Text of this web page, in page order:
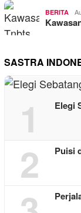
BERITA
SASTRA
1 Elegi
2 Puisi